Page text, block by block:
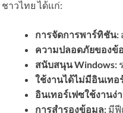
ชาวไทย ได้แก่:
การจัดการพาร์ทิชัน:
ความปลอดภัยของข้
สนับสนุน Windows:
ใช้งานได้ไม่มีอินเทอ
อินเทอร์เฟซใช้งานง่
การสำรองข้อมูล: มีฟี